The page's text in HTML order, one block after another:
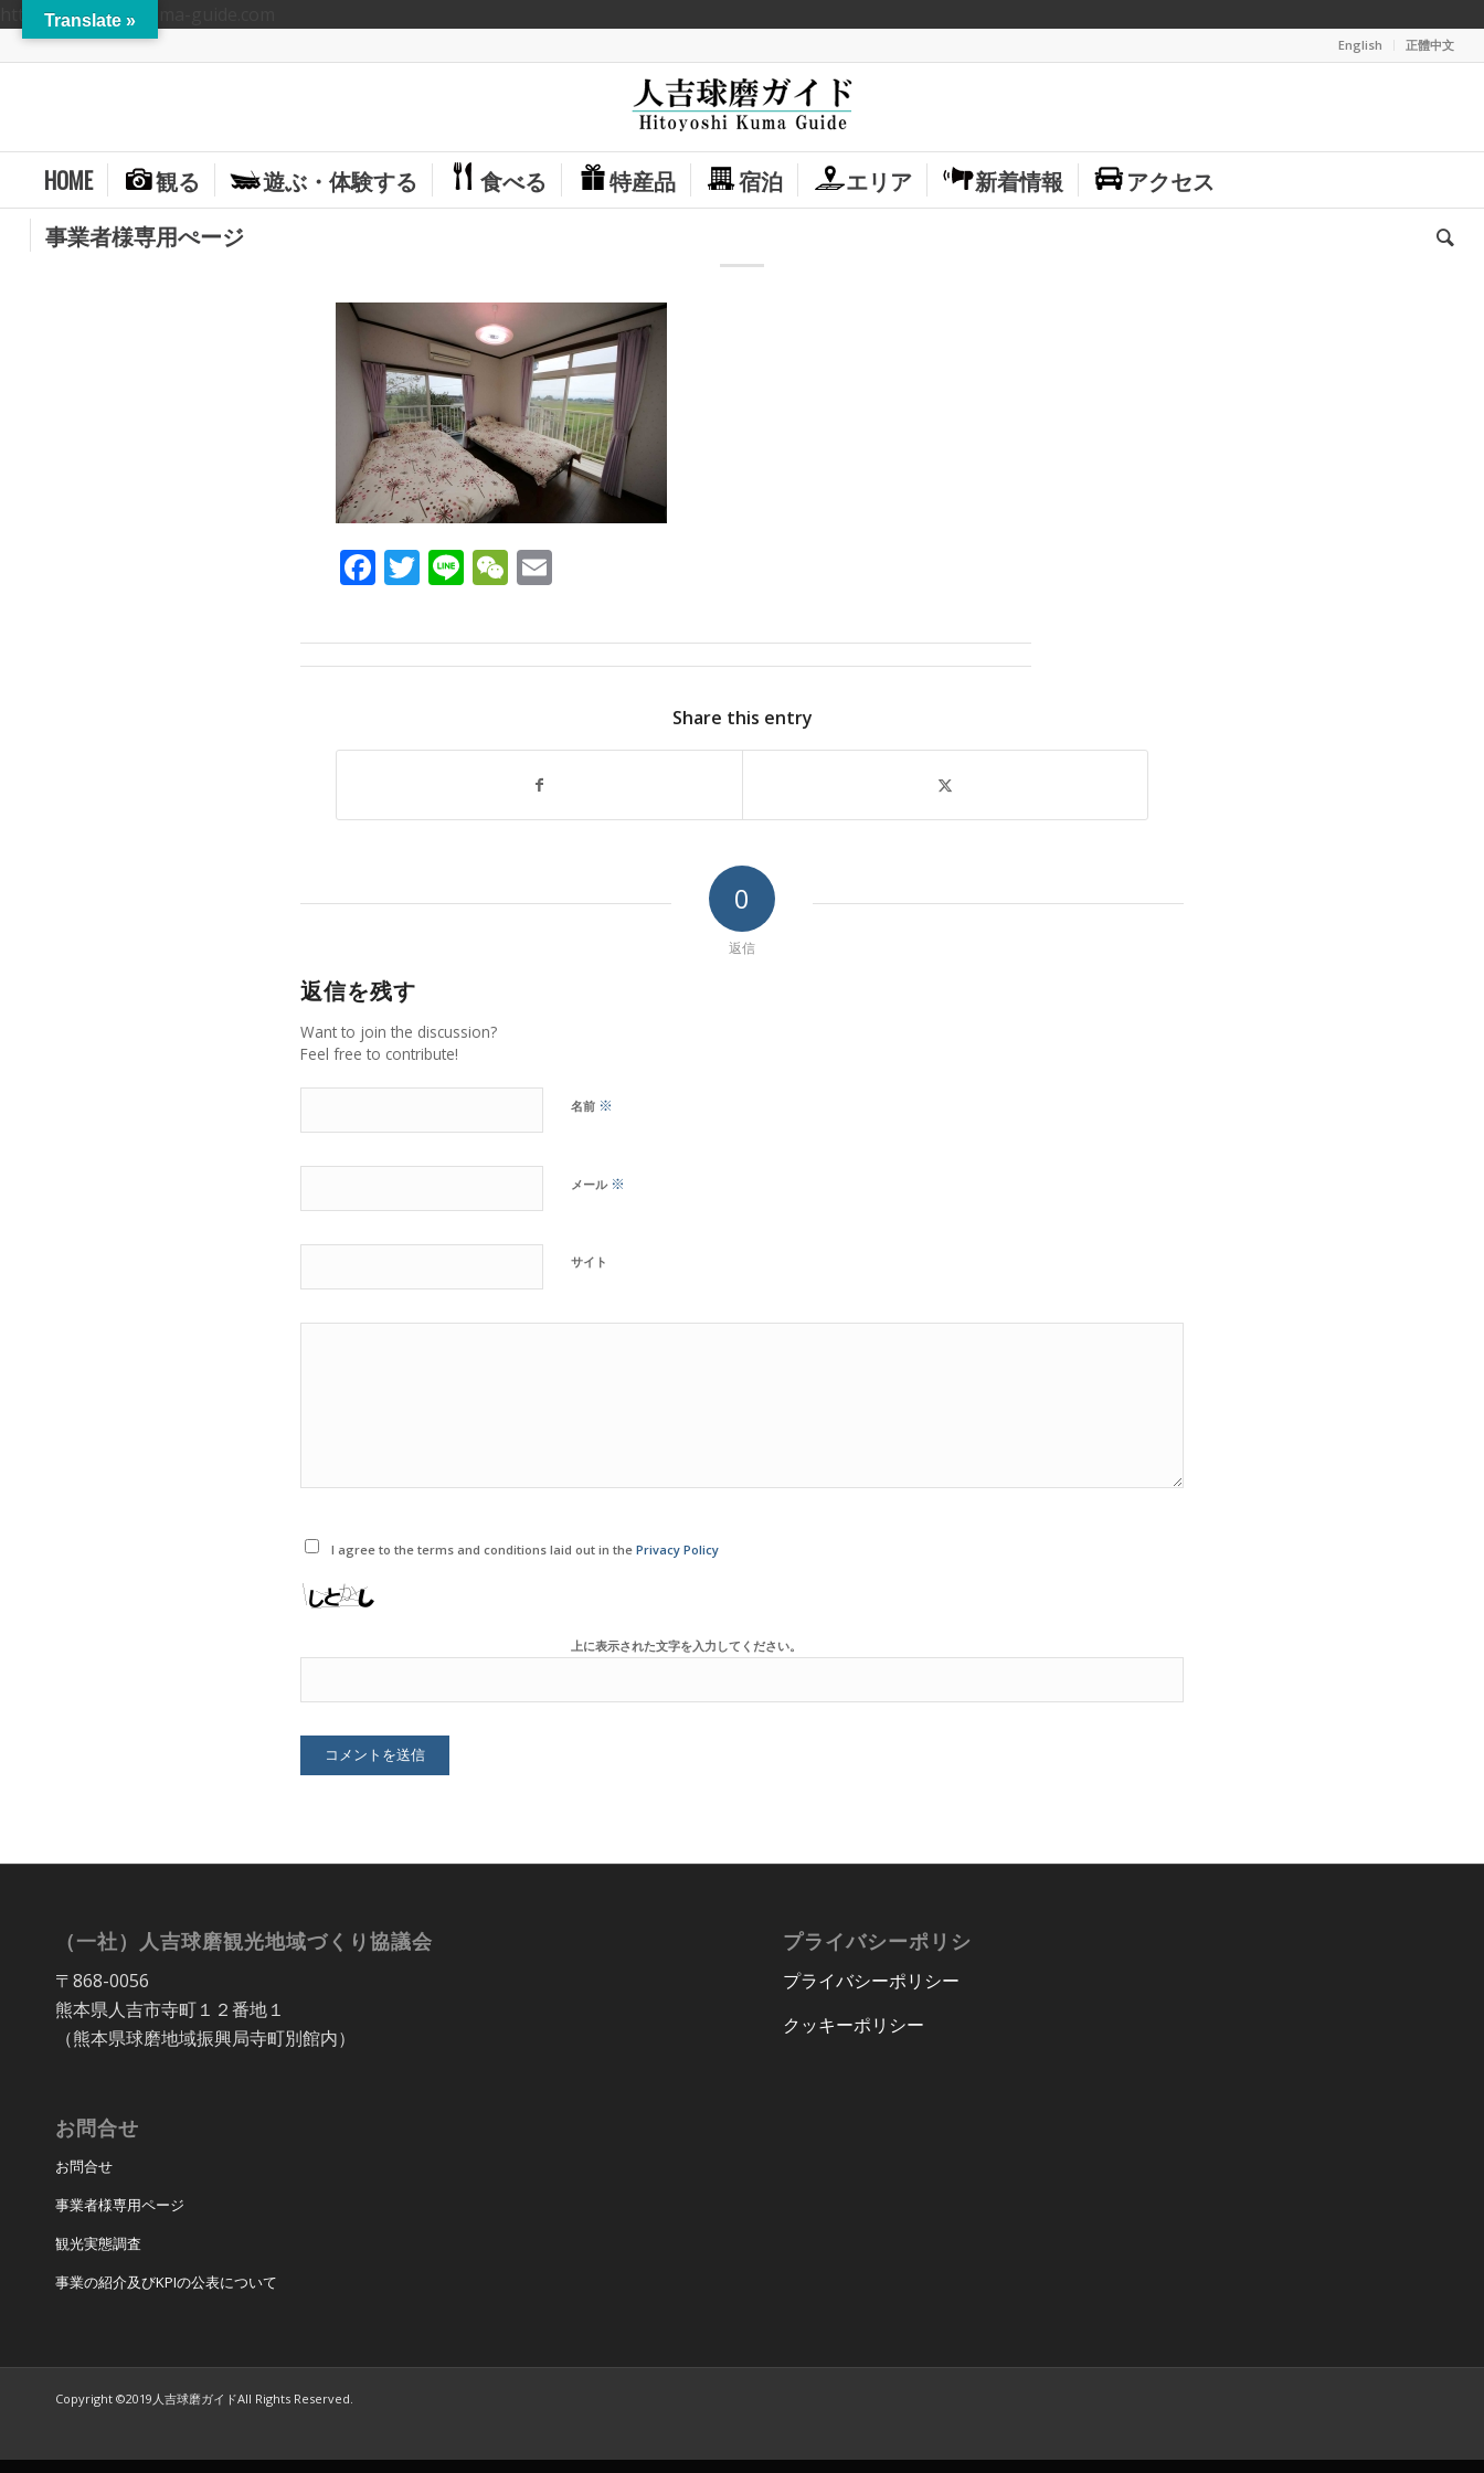
https://hitoyoshikuma-guide.com
English 正體中文
HOME 観る 遊ぶ・体験する 食べる 特産品 宿泊 エリア 新着情報
アクセス
事業者様専用ぺージ
Facebook
Twitter
LineWeChat
Share this entry
0
返信
返信を残す
Want to join the discussion?
Feel free to contribute!
名前 ※
メール ※
サイト
I agree to the terms and conditions laid out in the Privacy Policy
上に表示された文字を入力してください。
（一社）人吉球磨観光地域づくり協議会
〒868-0056
熊本県人吉市寺町１２番地１
（熊本県球磨地域振興局寺町別館内）
お問合せ
お問合せ
事業者様専用ページ
観光実態調査
事業の紹介及びKPIの公表について
プライバシーポリシ
プライバシーポリシー
クッキーポリシー
Copyright ©2019人吉球磨ガイドAll Rights Reserved.
Translate »